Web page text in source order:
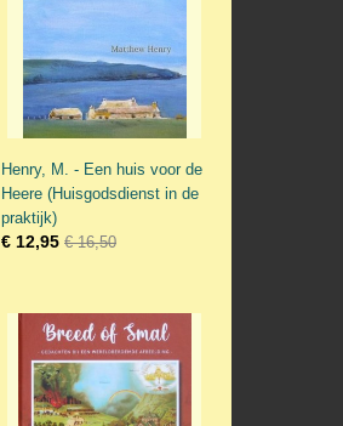
Henry, M. - Een huis voor de
Heere (Huisgodsdienst in de
praktijk)
€ 12,95 € 16,50